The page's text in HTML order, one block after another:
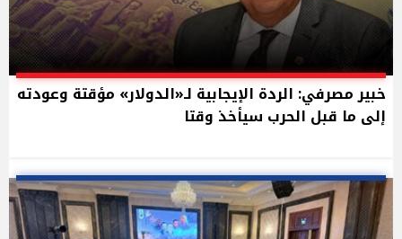
خبير مصرفي: الردة الإيجابية لـ«الدولار» مؤقتة وعودته
إلى ما قبل الحرب سيأخذ وقتا